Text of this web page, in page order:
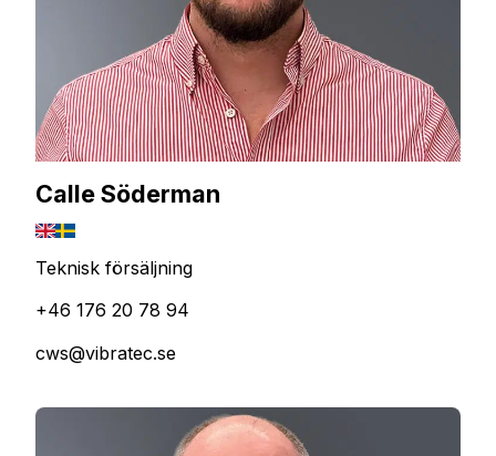
Calle Söderman
Teknisk försäljning
+46 176 20 78 94
cws@vibratec.se